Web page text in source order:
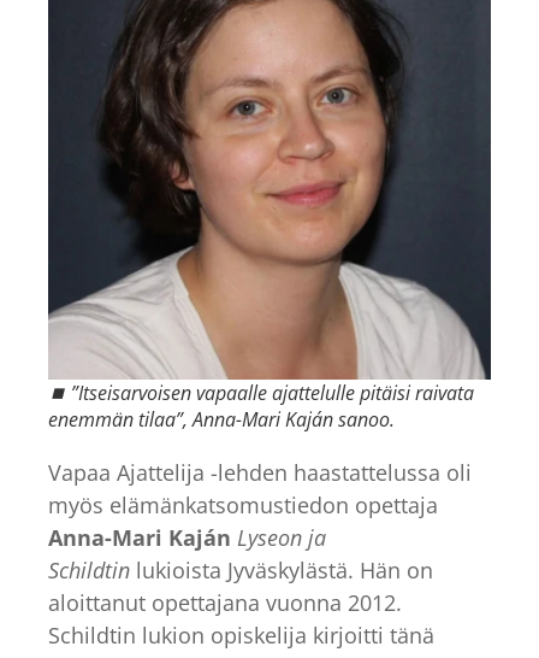
⏹ ”Itseisarvoisen vapaalle ajattelulle pitäisi raivata
enemmän tilaa”, Anna-Mari Kaján sanoo.
Vapaa Ajattelija -lehden haastattelussa oli
myös elämänkatsomustiedon opettaja
Anna-Mari Kaján Lyseon ja
Schildtin lukioista Jyväskylästä. Hän on
aloittanut opettajana vuonna 2012.
Schildtin lukion opiskelija kirjoitti tänä